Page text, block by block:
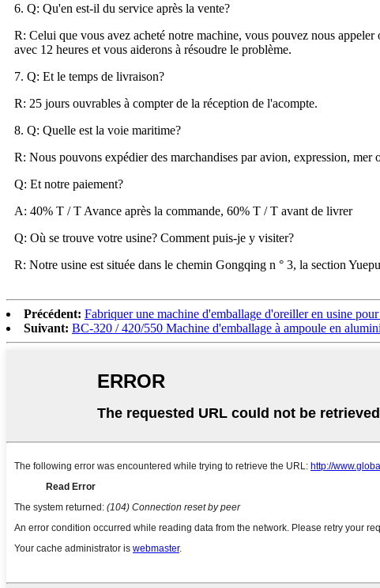
6. Q: Qu'en est-il du service après la vente?
R: Celui que vous avez acheté notre machine, vous pouvez nous
avec 12 heures et vous aiderons à résoudre le problème.
7. Q: Et le temps de livraison?
R: 25 jours ouvrables à compter de la réception de l'acompte.
8. Q: Quelle est la voie maritime?
R: Nous pouvons expédier des marchandises par avion, expression, mer
Q: Et notre paiement?
A: 40% T / T Avance après la commande, 60% T / T avant de livrer
Q: Où se trouve votre usine? Comment puis-je y visiter?
R: Notre usine est située dans le chemin Gongqing n ° 3, la section
Précédent: Fabriquer une machine d'emballage d'oreiller en usine
Suivant: BC-320 / 420/550 Machine d'emballage à ampoule en